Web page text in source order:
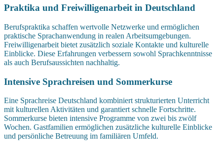
Praktika und Freiwilligenarbeit in Deutschland
Berufspraktika schaffen wertvolle Netzwerke und ermöglichen
praktische Sprachanwendung in realen Arbeitsumgebungen.
Freiwilligenarbeit bietet zusätzlich soziale Kontakte und kulturelle
Einblicke. Diese Erfahrungen verbessern sowohl Sprachkenntnisse
als auch Berufsaussichten nachhaltig.
Intensive Sprachreisen und Sommerkurse
Eine Sprachreise Deutschland kombiniert strukturierten Unterricht
mit kulturellen Aktivitäten und garantiert schnelle Fortschritte.
Sommerkurse bieten intensive Programme von zwei bis zwölf
Wochen. Gastfamilien ermöglichen zusätzliche kulturelle Einblicke
und persönliche Betreuung im familiären Umfeld.